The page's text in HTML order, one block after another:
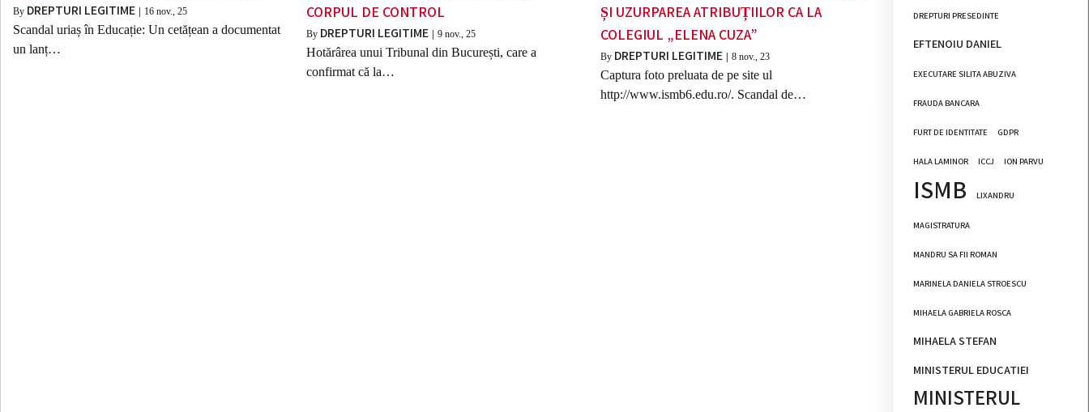
By DREPTURI LEGITIME 16 nov., 25
Scandal uriaș în Educație: Un cetățean a documentat
un lanț…
CORPUL DE CONTROL
By DREPTURI LEGITIME 9 nov., 25
Hotărârea unui Tribunal din București, care a
confirmat că la…
ȘI UZURPAREA ATRIBUȚIILOR CA LA
COLEGIUL „ELENA CUZA”
By DREPTURI LEGITIME 8 nov., 23
Captura foto preluata de pe site ul
http://www.ismb6.edu.ro/. Scandal de…
DREPTURI PRESEDINTE
EFTENOIU DANIEL
EXECUTARE SILITA ABUZIVA
FRAUDA BANCARA
FURT DE IDENTITATE GDPR
HALA LAMINOR ICCJ ION PARVU
ISMB LIXANDRU
MAGISTRATURA
MANDRU SA FII ROMAN
MARINELA DANIELA STROESCU
MIHAELA GABRIELA ROSCA
MIHAELA STEFAN
MINISTERUL EDUCATIEI
MINISTERUL